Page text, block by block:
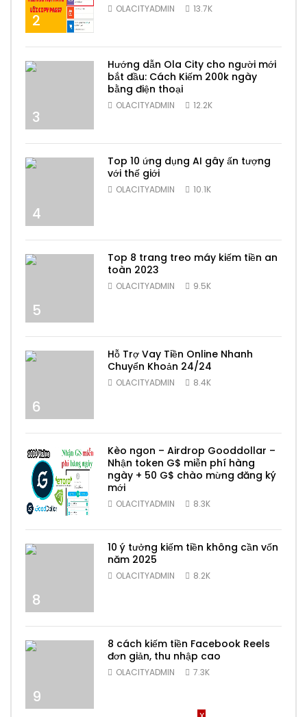
2
OLACITYADMIN 13.7K
3
Hướng dẫn Ola City cho người mới
bắt đầu: Cách Kiếm 200k ngày
bằng điện thoại
OLACITYADMIN 12.2K
4
Top 10 ứng dụng AI gây ấn tượng
với thế giới
OLACITYADMIN 10.1K
5
Top 8 trang treo máy kiếm tiền an
toàn 2023
OLACITYADMIN 9.5K
6
Hỗ Trợ Vay Tiền Online Nhanh
Chuyển Khoản 24/24
OLACITYADMIN 8.4K
7
Kèo ngon – Airdrop Gooddollar –
Nhận token G$ miễn phí hàng
ngày + 50 G$ chào mừng đăng ký
mới
OLACITYADMIN 8.3K
8
10 ý tưởng kiếm tiền không cần vốn
năm 2025
OLACITYADMIN 8.2K
9
8 cách kiếm tiền Facebook Reels
đơn giản, thu nhập cao
OLACITYADMIN 7.3K